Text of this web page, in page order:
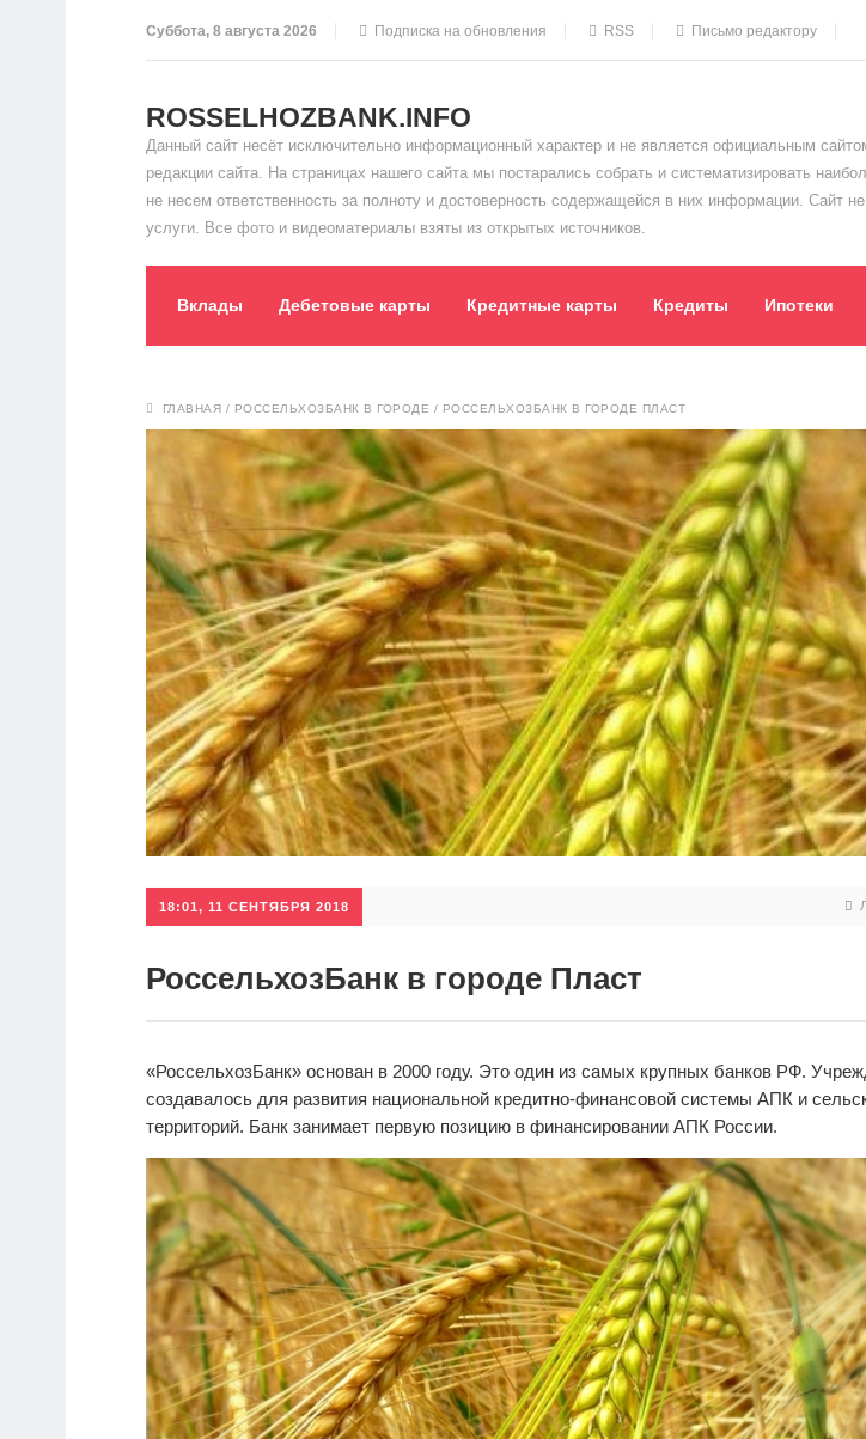
Суббота, 8 августа 2026 Подписка на обновления RSS Письмо редактору
ROSSELHOZBANK.INFO
Данный сайт несёт исключительно информационный характер и не является официальным
редакции сайта. На страницах нашего сайта мы постарались собрать и систематизировать
не несем ответственность за полноту и достоверность содержащейся в них информации. Сайт
услуги. Все фото и видеоматериалы взяты из открытых источников.
Вклады Дебетовые карты Кредитные карты Кредиты Ипотеки
ГЛАВНАЯ / РОССЕЛЬХОЗБАНК В ГОРОДЕ / РОССЕЛЬХОЗБАНК В ГОРОДЕ ПЛАСТ
18:01, 11 СЕНТЯБРЯ 2018
РоссельхозБанк в городе Пласт
«РоссельхозБанк» основан в 2000 году. Это один из самых крупных банков РФ.
создавалось для развития национальной кредитно-финансовой системы АПК и
территорий. Банк занимает первую позицию в финансировании АПК России.